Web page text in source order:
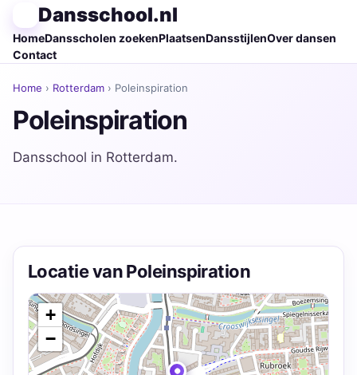
Dansschool.nl
HomeDansscholen zoekenPlaatsenDansstijlenOver dansen
Contact
Home › Rotterdam › Poleinspiration
Poleinspiration
Dansschool in Rotterdam.
Locatie van Poleinspiration
+
−